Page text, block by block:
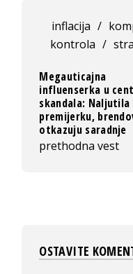
inflacija /
kontrola /
Megauticajna
influenserka u
skandala: Naljutila
premijerku,
otkazuju saradnje
prethodna vest
OSTAVITE